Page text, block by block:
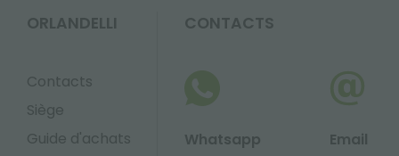
ORLANDELLI
Contacts
Siège
Guide d'achats
CONTACTS
Whatsapp Email